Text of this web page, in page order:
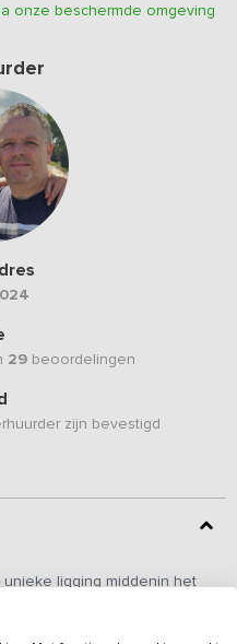
onze beschermde omgeving
29 beoordelingen
zijn bevestigd
ligging middenin het
gastenverblijf van